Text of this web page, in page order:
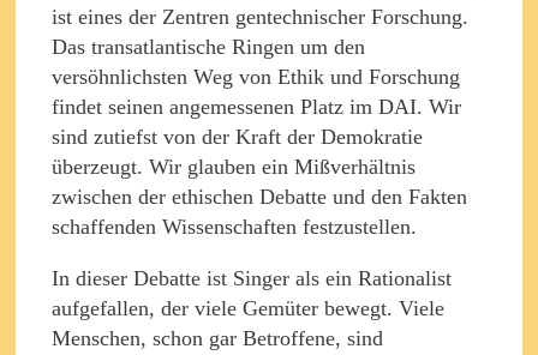
ist eines der Zentren gentechnischer Forschung.
Das transatlantische Ringen um den
versöhnlichsten Weg von Ethik und Forschung
findet seinen angemessenen Platz im DAI. Wir
sind zutiefst von der Kraft der Demokratie
überzeugt. Wir glauben ein Mißverhältnis
zwischen der ethischen Debatte und den Fakten
schaffenden Wissenschaften festzustellen.
In dieser Debatte ist Singer als ein Rationalist
aufgefallen, der viele Gemüter bewegt. Viele
Menschen, schon gar Betroffene, sind